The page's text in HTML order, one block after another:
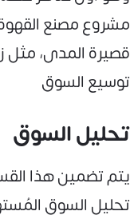
مشروع مصنع
قصيرة المدى، مثل
توسيع السوق
تحليل السوق
يتم تضمين هذا
تحليل السوق